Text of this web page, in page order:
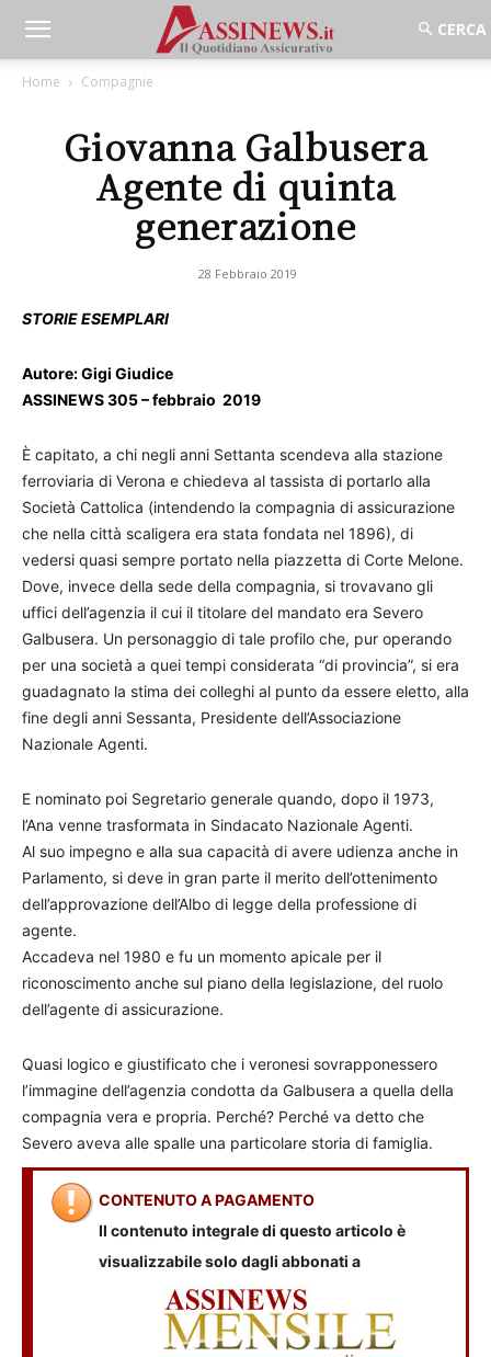
Home Compagnie
Giovanna Galbusera
Agente di quinta
generazione
28 Febbraio 2019
STORIE ESEMPLARI
Autore: Gigi Giudice
ASSINEWS 305 – febbraio 2019
È capitato, a chi negli anni Settanta scendeva alla stazione
ferroviaria di Verona e chiedeva al tassista di portarlo alla
Società Cattolica (intendendo la compagnia di assicurazione
che nella città scaligera era stata fondata nel 1896), di
vedersi quasi sempre portato nella piazzetta di Corte Melone.
Dove, invece della sede della compagnia, si trovavano gli
uffici dell’agenzia il cui il titolare del mandato era Severo
Galbusera. Un personaggio di tale profilo che, pur operan­do
per una società a quei tempi considerata “di provincia”, si era
guadagnato la stima dei colleghi al punto da essere eletto, alla
fine degli anni Sessanta, Presidente dell’Associa­zione
Nazionale Agenti.
E nominato poi Segretario generale quando, dopo il 1973,
l’Ana venne trasformata in Sindacato Nazionale Agenti.
Al suo impegno e alla sua capacità di avere udienza anche in
Parlamento, si deve in gran parte il merito dell’ottenimento
dell’approvazione dell’Albo di legge della professione di
agente.
Accadeva nel 1980 e fu un momento apicale per il
riconoscimento anche sul piano della legisla­zione, del ruolo
dell’agente di assicurazione.
Quasi logico e giustificato che i veronesi sovrapponessero
l’immagine dell’agenzia condotta da Galbusera a quella della
compagnia vera e propria. Perché? Perché va detto che
Severo aveva alle spalle una particolare storia di famiglia.
CONTENUTO A PAGAMENTO
Il contenuto integrale di questo articolo è
visualizzabile solo dagli abbonati a